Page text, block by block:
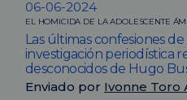
06-06-2024
EL HOMICIDA DE LA ADOLESCENTE
Las últimas confesiones
investigación periodística
desconocidos de Hugo
Enviado por Ivonne Toro